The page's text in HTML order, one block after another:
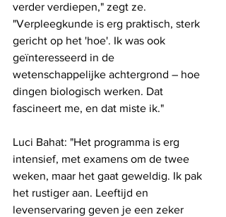
verder verdiepen," zegt ze.
"Verpleegkunde is erg praktisch, sterk
gericht op het 'hoe'. Ik was ook
geïnteresseerd in de
wetenschappelijke achtergrond – hoe
dingen biologisch werken. Dat
fascineert me, en dat miste ik."
Luci Bahat: "Het programma is erg
intensief, met examens om de twee
weken, maar het gaat geweldig. Ik pak
het rustiger aan. Leeftijd en
levenservaring geven je een zeker